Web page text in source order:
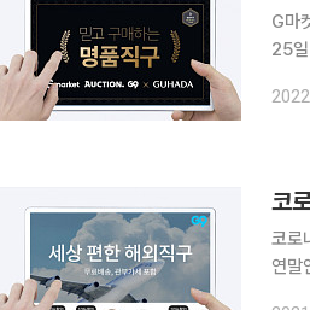
G마
25일 밝혔다. 양사는 이번 협약을
는
코
코로
연말